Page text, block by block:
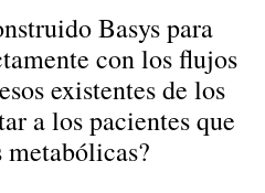
Basys para
con los flujos
existentes de los
a los pacientes que
metabólicas?